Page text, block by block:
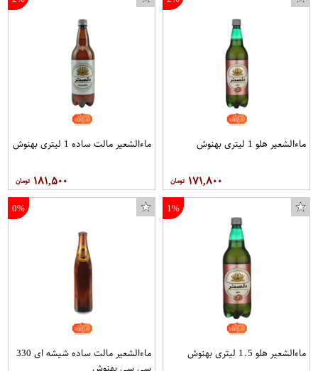
ماءالشعیر هلو 1 لیتری بهنوش
۱۷۱,۸۰۰
ماءالشعیر مالت ساده 1 لیتری بهنوش
۱۸۱,۵۰۰
1%
ماءالشعیر هلو 1.5 لیتری بهنوش
0%
ماءالشعیر مالت ساده شیشه ای 330
سی سی بهنوش